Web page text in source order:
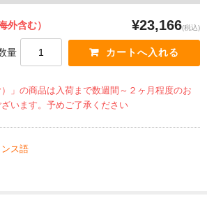
外含む） ¥23,166(税込)
量
」の商品は入荷まで数週間～２ヶ月程度のお
います。予めご了承ください
ス語